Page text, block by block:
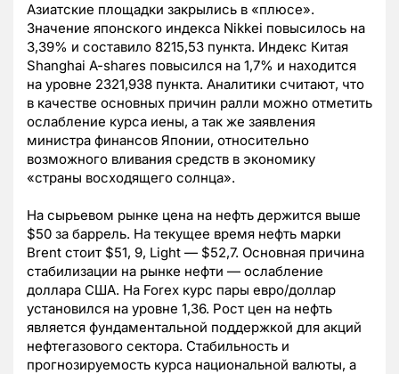
Азиатские площадки закрылись в «плюсе».
Значение японского индекса Nikkei повысилось на
3,39% и составило 8215,53 пункта. Индекс Китая
Shanghai A-shares повысился на 1,7% и находится
на уровне 2321,938 пункта. Аналитики считают, что
в качестве основных причин ралли можно отметить
ослабление курса иены, а так же заявления
министра финансов Японии, относительно
возможного вливания средств в экономику
«страны восходящего солнца».
На сырьевом рынке цена на нефть держится выше
$50 за баррель. На текущее время нефть марки
Brent стоит $51, 9, Light — $52,7. Основная причина
стабилизации на рынке нефти — ослабление
доллара США. На Forex курс пары евро/доллар
установился на уровне 1,36. Рост цен на нефть
является фундаментальной поддержкой для акций
нефтегазового сектора. Стабильность и
прогнозируемость курса национальной валюты, а